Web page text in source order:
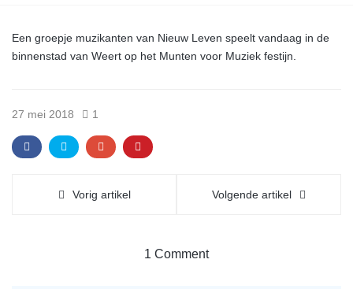
Een groepje muzikanten van Nieuw Leven speelt vandaag in de
binnenstad van Weert op het Munten voor Muziek festijn.
27 mei 2018 1
Vorig artikel Volgende artikel
1 Comment